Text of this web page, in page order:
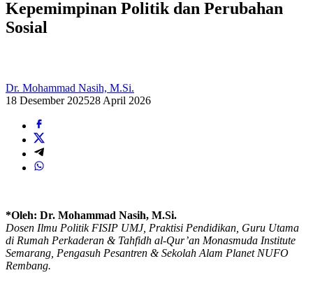
Kepemimpinan Politik dan Perubahan
Sosial
Dr. Mohammad Nasih, M.Si.
18 Desember 202528 April 2026
*Oleh: Dr. Mohammad Nasih, M.Si.
Dosen Ilmu Politik FISIP UMJ, Praktisi Pendidikan, Guru Utama
di Rumah Perkaderan & Tahfidh al-Qur’an Monasmuda Institute
Semarang, Pengasuh Pesantren & Sekolah Alam Planet NUFO
Rembang.